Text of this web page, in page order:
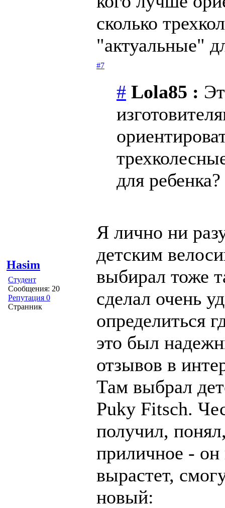
сколько
"актуальные"
Hasim
Студент
Сообщения: 20
Репутация 0
Странник
#7
# Lola85 :
для ребенка?
Я лично ни
детским
выбирал тоже
сделал очень
определиться
это был
отзывов в
Там выбрал
Puky Fitsch.
получил,
приличное - он
вырастет,
новый: